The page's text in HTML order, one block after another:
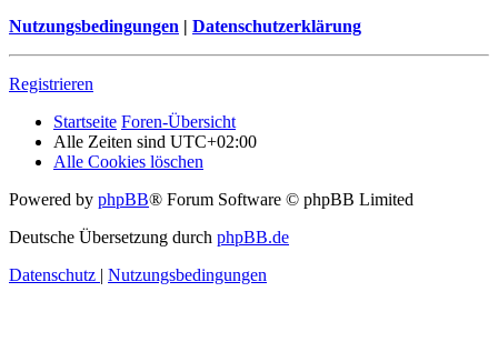
Nutzungsbedingungen | Datenschutzerklärung
Registrieren
Startseite Foren-Übersicht
Alle Zeiten sind UTC+02:00
Alle Cookies löschen
Powered by phpBB® Forum Software © phpBB Limited
Deutsche Übersetzung durch phpBB.de
Datenschutz | Nutzungsbedingungen